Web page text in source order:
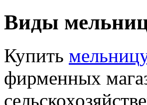
Виды
Купить
фирменных